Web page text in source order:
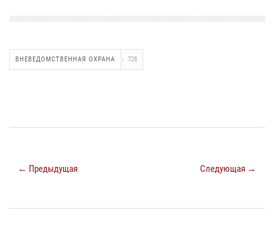
ВНЕВЕДОМСТВЕННАЯ ОХРАНА 728
← Предыдущая Следующая →